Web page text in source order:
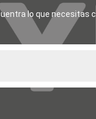
lo que necesitas